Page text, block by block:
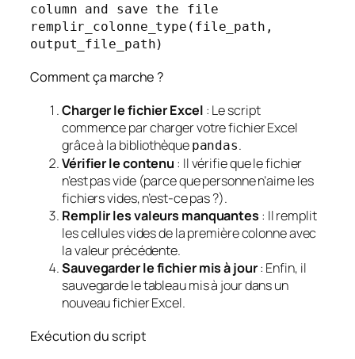
column and save the file
remplir_colonne_type(file_path,
Comment ça marche ?
Charger le fichier Excel : Le script
commence par charger votre fichier Excel
grâce à la bibliothèque pandas.
Vérifier le contenu : Il vérifie que le fichier
n’est pas vide (parce que personne n’aime les
fichiers vides, n’est-ce pas ?).
Remplir les valeurs manquantes : Il remplit
les cellules vides de la première colonne avec
la valeur précédente.
Sauvegarder le fichier mis à jour: Enfin, il
sauvegarde le tableau mis à jour dans un
nouveau fichier Excel.
Exécution du script